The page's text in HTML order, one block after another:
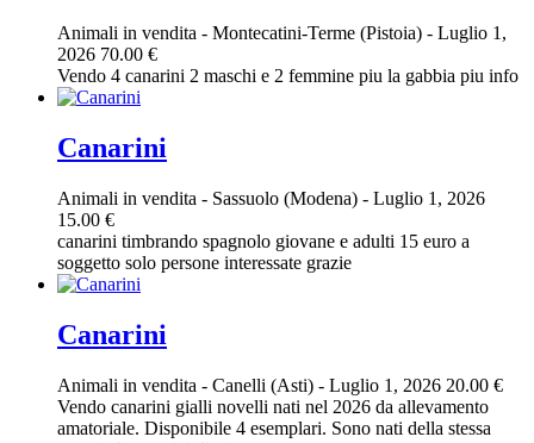
Animali in vendita - Montecatini-Terme (Pistoia) - Luglio 1,
2026 70.00 €
Vendo 4 canarini 2 maschi e 2 femmine piu la gabbia piu info
Canarini
Animali in vendita - Sassuolo (Modena) - Luglio 1, 2026
15.00 €
canarini timbrando spagnolo giovane e adulti 15 euro a
soggetto solo persone interessate grazie
Canarini
Animali in vendita - Canelli (Asti) - Luglio 1, 2026 20.00 €
Vendo canarini gialli novelli nati nel 2026 da allevamento
amatoriale. Disponibile 4 esemplari. Sono nati della stessa